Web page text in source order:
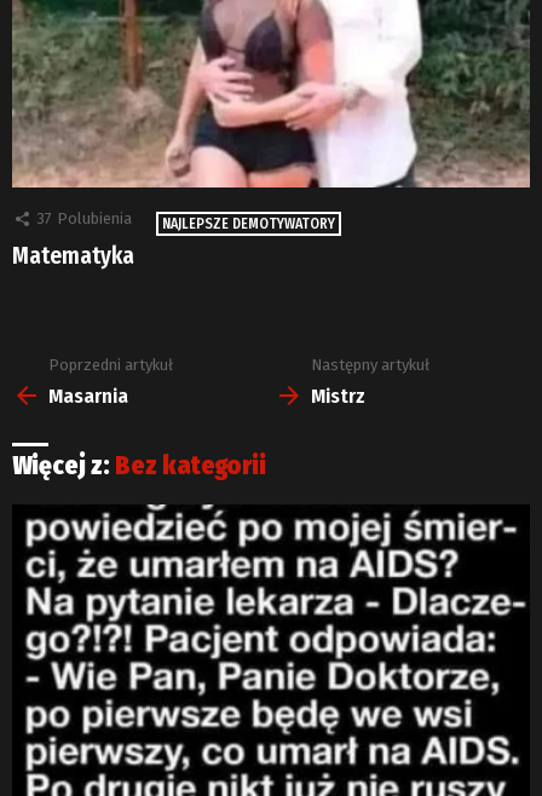
37 Polubienia NAJLEPSZE DEMOTYWATORY
Matematyka
Zobacz
więcej
Poprzedni artykuł
Masarnia
Następny artykuł
Mistrz
Więcej z: Bez kategorii